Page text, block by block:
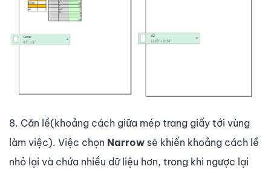
8. Căn lề(khoảng cách giữa mép trang giấy tới vùng
làm việc). Việc chọn Narrow sẽ khiến khoảng cách lề
nhỏ lại và chứa nhiều dữ liệu hơn, trong khi ngược lại